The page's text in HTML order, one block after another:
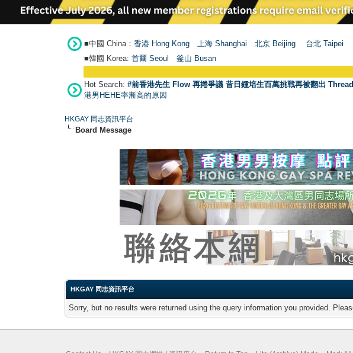
■中國 China： 香港 Hong Kong 上海 Shanghai 北京 Beijing 台北 Taipei
■韓國 Korea: 首爾 Seou 釜山 Busan
Hot Search: #前香港先生 Flow 再捲爭議 昔日鍾培生百萬挑戰再被翻出
港男HEHE率漸高的原因
HKGAY 同志資訊平台
Board Message
HKGAY 同志資訊平台
Sorry, but no results were returned using the query information you provided.